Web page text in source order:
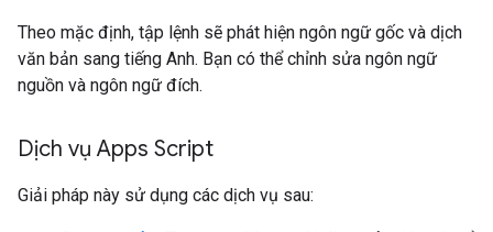
Theo mặc định, tập lệnh sẽ phát hiện ngôn ngữ gốc và dịch
văn bản sang tiếng Anh. Bạn có thể chỉnh sửa ngôn ngữ
nguồn và ngôn ngữ đích.
Dịch vụ Apps Script
Giải pháp này sử dụng các dịch vụ sau: